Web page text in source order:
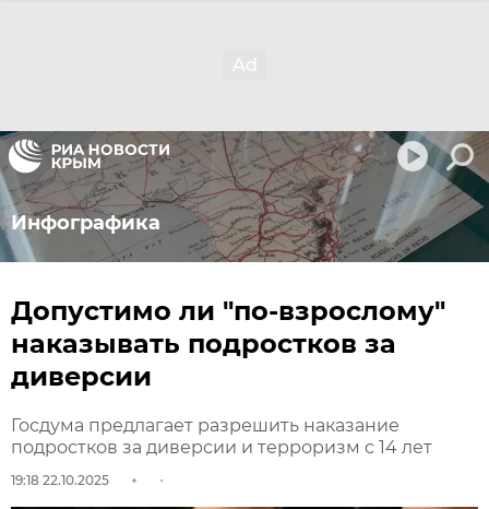
Инфографика
Допустимо ли "по-взрослому"
наказывать подростков за
диверсии
Госдума предлагает разрешить наказание
подростков за диверсии и терроризм с 14 лет
19:18 22.10.2025